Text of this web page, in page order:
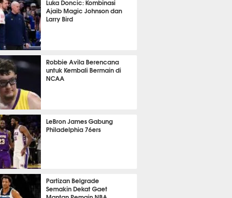
Luka Doncic: Kombinasi
Ajaib Magic Johnson dan
Larry Bird
Robbie Avila Berencana
untuk Kembali Bermain di
NCAA
LeBron James Gabung
Philadelphia 76ers
Partizan Belgrade
Semakin Dekat Gaet